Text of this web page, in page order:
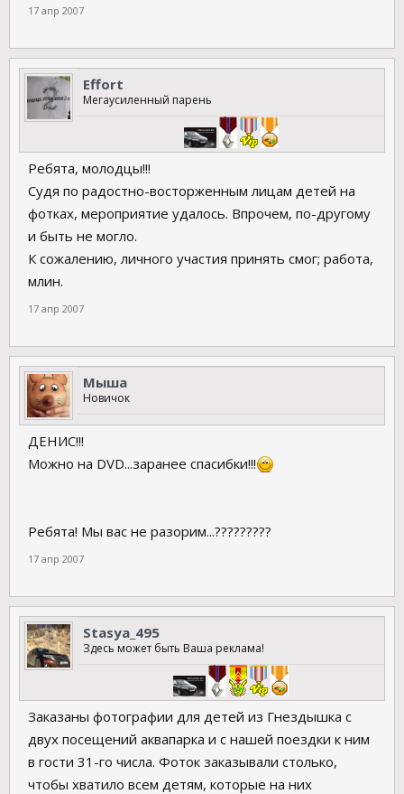
17 апр 2007
Effort
Мегаусиленный парень
Ребята, молодцы!!!
Судя по радостно-восторженным лицам детей на
фотках, мероприятие удалось. Впрочем, по-другому
и быть не могло.
К сожалению, личного участия принять смог; работа,
млин.
17 апр 2007
Мыша
Новичок
ДЕНИС!!!
Можно на DVD...заранее спасибки!!!
Ребята! Мы вас не разорим...?????????
17 апр 2007
Stasya_495
Здесь может быть Ваша реклама!
Заказаны фотографии для детей из Гнездышка с
двух посещений аквапарка и с нашей поездки к ним
в гости 31-го числа. Фоток заказывали столько,
чтобы хватило всем детям, которые на них